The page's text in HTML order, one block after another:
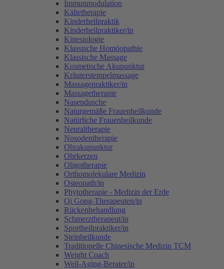
Immunmodulation
Kältetherapie
Kinderheilpraktik
Kinderheilpraktiker/in
Kinesiologie
Klassische Homöopathie
Klassische Massage
Kosmetische Akupunktur
Kräuterstempelmassage
Massagepraktiker/in
Massagetherapie
Nasendusche
Naturgemäße Frauenheilkunde
Natürliche Frauenheilkunde
Neuraltherapie
Nosodentherapie
Ohrakupunktur
Ohrkerzen
Oligotherapie
Orthomolekulare Medizin
Osteopath/in
Phytotherapie - Medizin der Erde
Qi Gong-Therapeuten/in
Rückenbehandlung
Schmerztherapeut/in
Sportheilpraktiker/in
Steinheilkunde
Traditionelle Chinesische Medizin TCM
Weight Coach
Well-Aging-Berater/in